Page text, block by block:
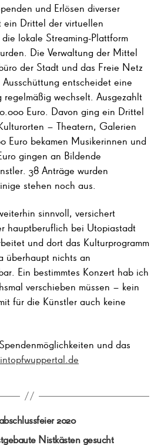
und Erlösen diverser
ein Drittel der virtuellen
lokale Streaming-Plattform
Die Verwaltung der Mittel
der Stadt und das Freie Netz
entscheidet eine
regelmäßig wechselt. Ausgezahlt
Euro. Davon ging ein Drittel
– Theatern, Galerien
Euro bekamen Musikerinnen und
gingen an Bildende
38 Anträge wurden
stehen noch aus.
sinnvoll, versichert
hauptberuflich bei Utopiastadt
und dort das Kulturprogramm
überhaupt nichts an
Ein bestimmtes Konzert hab ich
verschieben müssen – kein
für die Künstler auch keine
und das
2020
Nistkästen gesucht